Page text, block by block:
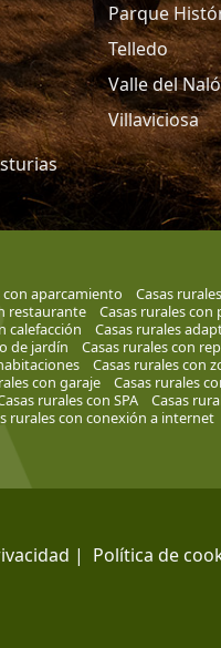
Parque
Telledo
Valle del
Villaviciosa
con aparcamiento Casas
restaurante Casas rurales con
calefacción Casas rurales
de jardín Casas rurales con
Casas rurales con
con garaje Casas rurales
rurales con SPA Casas
rurales con conexión a internet
| Política de